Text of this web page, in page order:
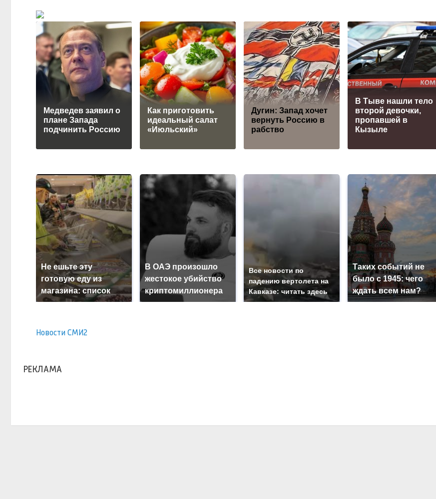
Медведев заявил о
плане Запада
подчинить Россию
Как приготовить
идеальный салат
«Июльский»
Дугин: Запад хочет
вернуть Россию в
рабство
В Тыве нашли тело
второй девочки,
пропавшей в
Кызыле
Не ешьте эту
готовую еду из
магазина: список
В ОАЭ произошло
жестокое убийство
криптомиллионера
Все новости по
падению вертолета на
Кавказе: читать здесь
Таких событий не
было с 1945: чего
ждать всем нам?
Новости СМИ2
РЕКЛАМА